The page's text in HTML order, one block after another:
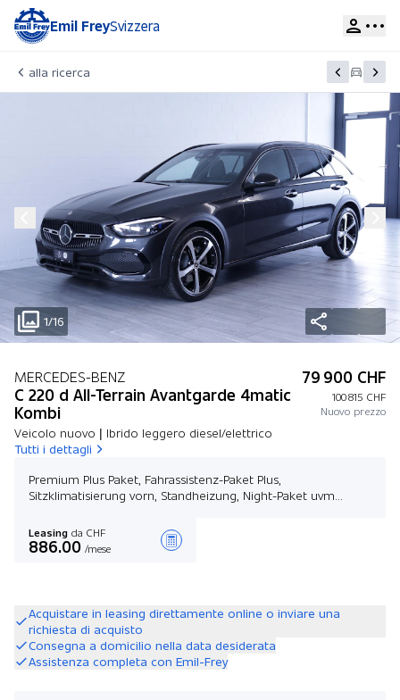
Emil FreySvizzera
alla ricerca
1/16
MERCEDES-BENZ
C 220 d All-Terrain Avantgarde 4matic
Kombi
Veicolo nuovo | Ibrido leggero diesel/elettrico
Tutti i dettagli
79 900 CHF
100 815 CHF
Nuovo prezzo
Premium Plus Paket, Fahrassistenz-Paket Plus,
Sitzklimatisierung vorn, Standheizung, Night-Paket uvm...
Leasing da CHF
886.00 /mese
Acquistare in leasing direttamente online o inviare una
richiesta di acquisto
Consegna a domicilio nella data desiderata
Assistenza completa con Emil-Frey